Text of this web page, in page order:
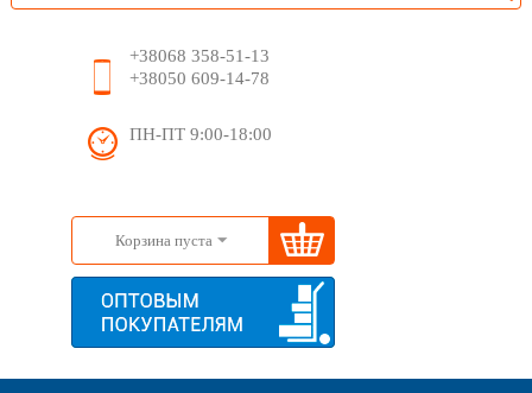
+38068 358-51-13
+38050 609-14-78
ПН-ПТ 9:00-18:00
Корзина пуста